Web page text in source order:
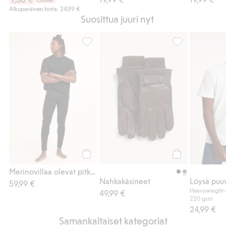
Alkuperäinen hinta: 24,99 €
Suosittua juuri nyt
59,99 €
Nahkakäsineet
49,99 €
Löysä
220 gsm
24,99 €
Samankaltaiset kategoriat